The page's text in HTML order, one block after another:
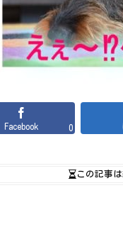
Facebook 0
この記事は